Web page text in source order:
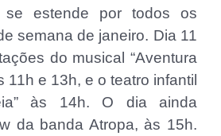
estende por todos os
semana de janeiro. Dia 11
do musical “Aventura
11h e 13h, e o teatro infantil
às 14h. O dia ainda
da banda Atropa, às 15h.